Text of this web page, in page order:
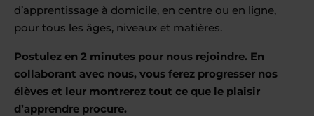
d’apprentissage à domicile, en centre ou en ligne,
pour tous les âges, niveaux et matières.
Postulez en 2 minutes pour nous rejoindre. En
collaborant avec nous, vous ferez progresser nos
élèves et leur montrerez tout ce que le plaisir
d’apprendre procure.